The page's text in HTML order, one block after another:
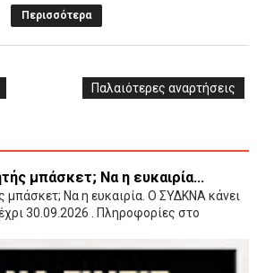
Περισσότερα
Παλαιότερες αναρτήσεις
μπάσκετ; Να η ευκαιρία...
μπάσκετ; Να η ευκαιρία. Ο ΣΥΔΚΝΑ κάνει
30.09.2026 . Πληροφορίες στο